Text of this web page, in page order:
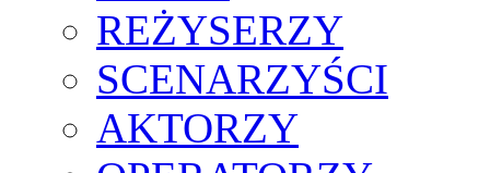
REŻYSERZY
SCENARZYŚCI
AKTORZY